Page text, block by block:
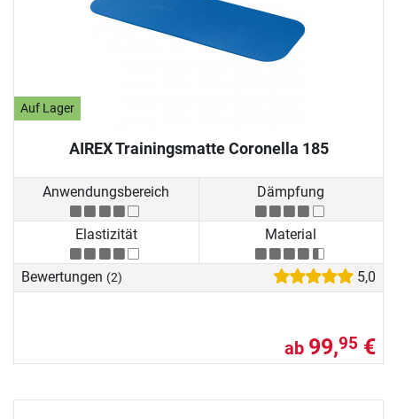
Auf Lager
AIREX Trainingsmatte Coronella 185
Anwendungsbereich Dämpfung
Elastizität Material
Bewertungen (2) 5,0
ab 99,95 €